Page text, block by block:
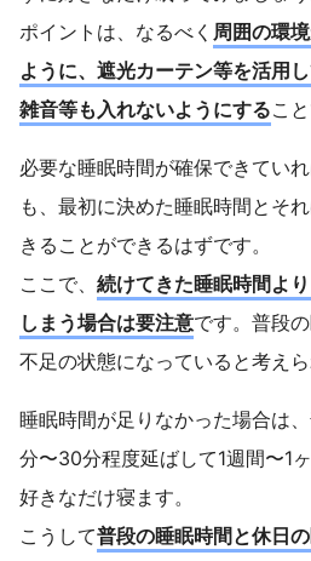
ポイントは、なるべく 周囲の環
ように、遮光カーテン等を活用
雑音等も入れないようにすること
必要な睡眠時間が確保できてい
も、最初に決めた睡眠時間とそ
きることができるはずです。
ここで、 続けてきた睡眠時間よ
しまう場合は要注意です。普段
不足の状態になっていると考えら
睡眠時間が足りなかった場合は
分〜30分程度延ばして1週間〜1
好きなだけ寝ます。
こうして普段の睡眠時間と休日